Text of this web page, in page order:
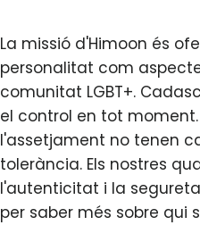
La missió d'Himoon és
personalitat com
comunitat LGBT+.
el control en tot
l'assetjament no tenen
tolerància. Els nostres
l'autenticitat i la
per saber més sobre qui